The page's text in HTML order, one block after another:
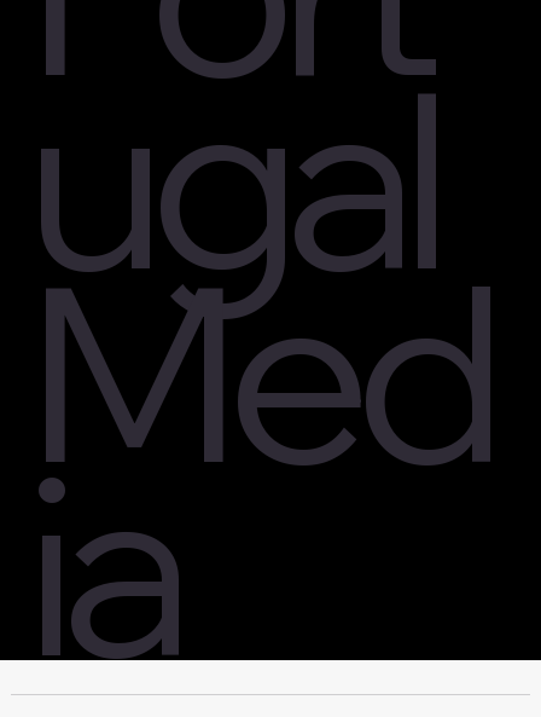
ugal
Med
ia